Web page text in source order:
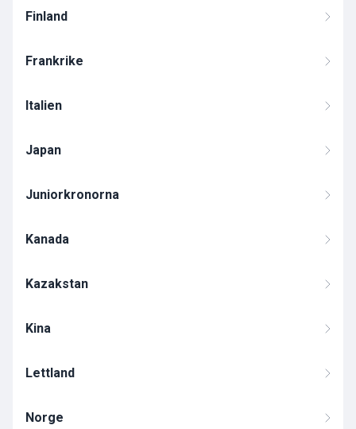
Finland
Frankrike
Italien
Japan
Juniorkronorna
Kanada
Kazakstan
Kina
Lettland
Norge